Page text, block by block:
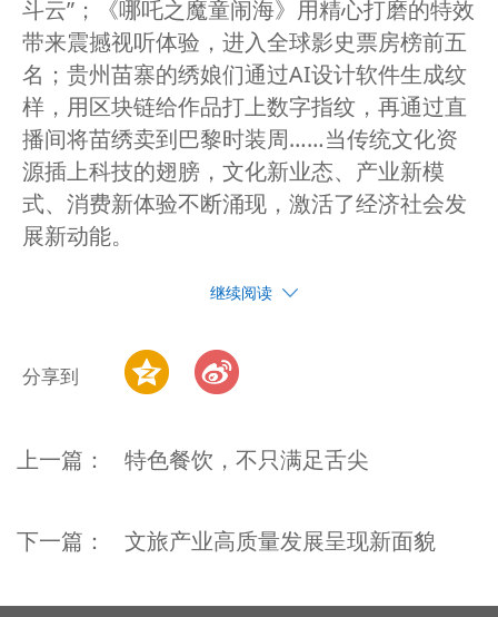
斗云”；《哪吒之魔童闹海》用精心打磨的特效
带来震撼视听体验，进入全球影史票房榜前五
名；贵州苗寨的绣娘们通过AI设计软件生成纹
样，用区块链给作品打上数字指纹，再通过直
播间将苗绣卖到巴黎时装周……当传统文化资
源插上科技的翅膀，文化新业态、产业新模
式、消费新体验不断涌现，激活了经济社会发
展新动能。
继续阅读
分享到
上一篇： 特色餐饮，不只满足舌尖
下一篇： 文旅产业高质量发展呈现新面貌